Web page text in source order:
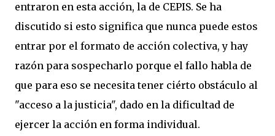
entraron en esta acción, la de CEPIS. Se ha
discutido si esto significa que nunca puede estos
entrar por el formato de acción colectiva, y hay
razón para sospecharlo porque el fallo habla de
que para eso se necesita tener ciérto obstáculo al
"acceso a la justicia", dado en la dificultad de
ejercer la acción en forma individual.